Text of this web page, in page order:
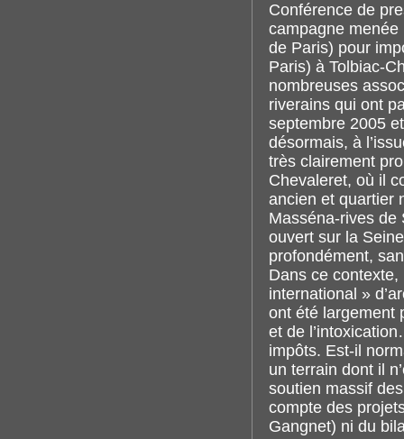
Conférence de
campagne menée
de Paris) pour
Paris) à Tolbiac-
nombreuses
riverains qui ont
septembre 2005
désormais, à
très clairement
Chevaleret, où il
ancien et quartier
Masséna-rives de
ouvert sur la
profondément,
Dans ce contexte,
international »
ont été largement
et de
impôts. Est-il
un terrain dont il
soutien massif
compte des
Gangnet) ni du